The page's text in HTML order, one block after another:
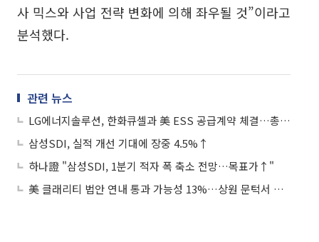
사 믹스와 사업 전략 변화에 의해 좌우될 것”이라고
분석했다.
관련 뉴스
LG에너지솔루션, 한화큐셀과 美 ESS 공급계약 체결…총 5GWh 규모
삼성SDI, 실적 개선 기대에 장중 4.5%↑
하나證 "삼성SDI, 1분기 적자 폭 축소 전망…목표가↑"
美 클래리티 법안 연내 통과 가능성 13%…상원 문턱서 제동